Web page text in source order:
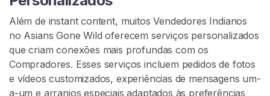
Além de instant content, muitos Vendedores Indianos
no Asians Gone Wild oferecem serviços personalizados
que criam conexões mais profundas com os
Compradores. Esses serviços incluem pedidos de fotos
e vídeos customizados, experiências de mensagens um-
a-um e arranjos especiais adaptados às preferências
V
a
i
à
L
o
u